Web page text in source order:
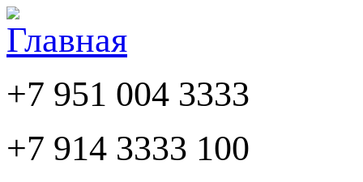
+7 951 004 3333
+7 914 3333 100